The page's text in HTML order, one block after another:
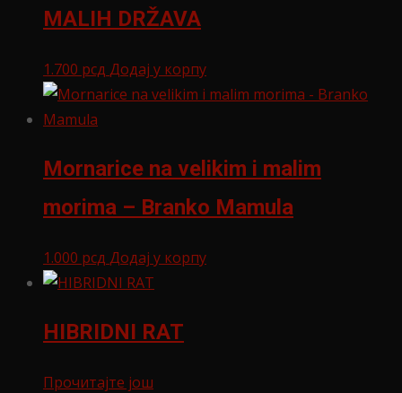
MALIH DRŽAVA
1.700 рсд Додај у корпу
Mornarice na velikim i malim
morima – Branko Mamula
1.000 рсд Додај у корпу
HIBRIDNI RAT
Прочитајте још